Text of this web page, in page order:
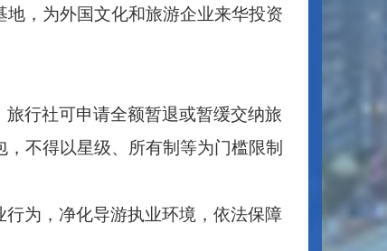
，为外国文化和旅游企业来华投资
行社可申请全额暂退或暂缓交纳旅
不得以星级、所有制等为门槛限制
为，净化导游执业环境，依法保障